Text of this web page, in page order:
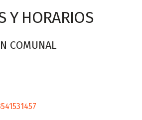
Y HORARIOS
COMUNAL